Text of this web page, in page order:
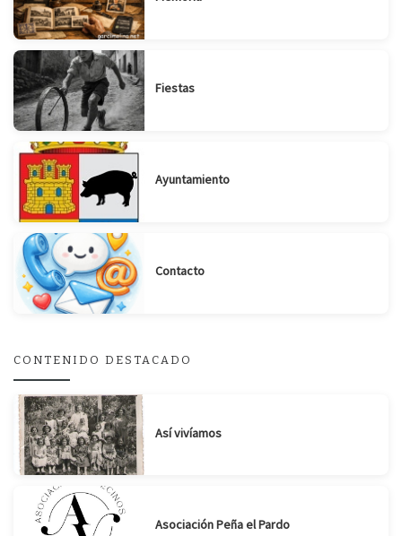
Fiestas
Ayuntamiento
Contacto
CONTENIDO DESTACADO
Así vivíamos
Asociación Peña el Pardo
Suscribirse